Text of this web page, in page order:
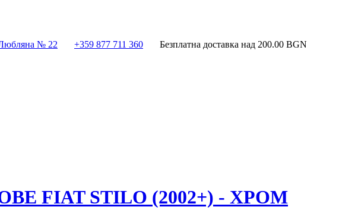
№ 22 +359 877 711 360 Безплатна доставка над 200.00 BGN
FIAT STILO (2002+) - ХРОМ